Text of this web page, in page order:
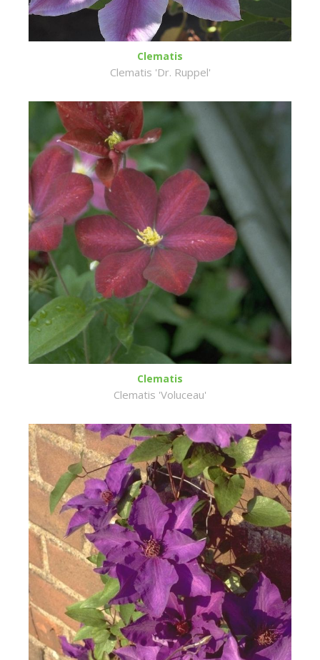
Clematis
Clematis 'Dr. Ruppel'
Clematis
Clematis 'Voluceau'